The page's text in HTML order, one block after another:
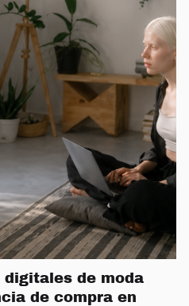
de moda
de compra en